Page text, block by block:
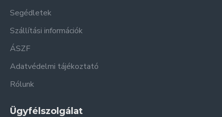
Segédletek
Szállítási információk
ÁSZF
Adatvédelmi tájékoztató
Rólunk
Ügyfélszolgálat